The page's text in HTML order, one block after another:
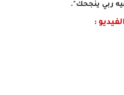
ربي ينجحك".
الفيديو :